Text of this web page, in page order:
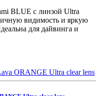
BLUE с линзой Ultra
видимость и яркую
для дайвинга и